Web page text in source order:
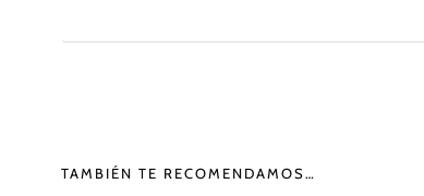
TAMBIÉN TE RECOMENDAMOS…